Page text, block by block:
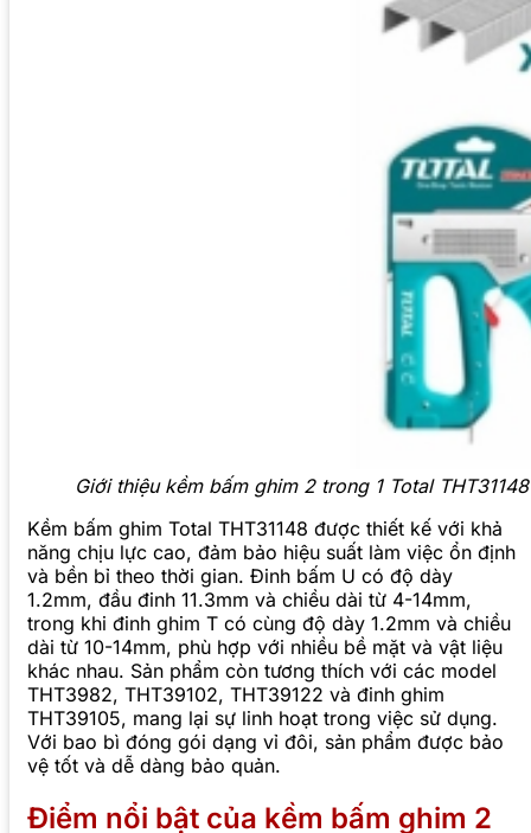
Giới thiệu kềm bấm ghim 2 trong 1 Total THT31148
Kềm bấm ghim Total THT31148 được thiết kế với khả
năng chịu lực cao, đảm bảo hiệu suất làm việc ổn định
và bền bỉ theo thời gian. Đinh bấm U có độ dày
1.2mm, đầu đinh 11.3mm và chiều dài từ 4-14mm,
trong khi đinh ghim T có cùng độ dày 1.2mm và chiều
dài từ 10-14mm, phù hợp với nhiều bề mặt và vật liệu
khác nhau. Sản phẩm còn tương thích với các model
THT3982, THT39102, THT39122 và đinh ghim
THT39105, mang lại sự linh hoạt trong việc sử dụng.
Với bao bì đóng gói dạng vỉ đôi, sản phẩm được bảo
vệ tốt và dễ dàng bảo quản.
Điểm nổi bật của kềm bấm ghim 2